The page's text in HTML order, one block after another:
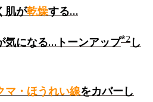
肌が乾燥する…
気になる…トーンアップ*2 し
マ・ほうれい線をカバーし